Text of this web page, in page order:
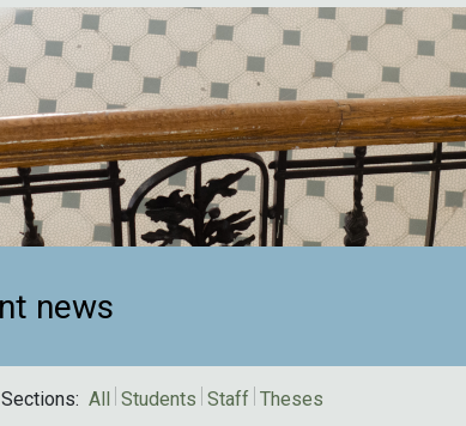
news
Sections: All Students Staff Theses